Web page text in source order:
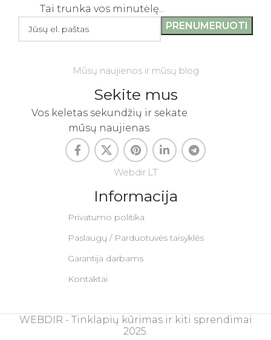
Tai trunka vos minutėlę...
Mūsų naujienos ir mūsų blog
Sekite mus
Vos keletas sekundžių ir sekate
mūsų naujienas.
Webdir.LT
Informacija
Privatumo politika
Paslaugų / Parduotuvės taisyklės
Garantija darbams
Kontaktai
WEBDIR - Tinklapių kūrimas ir kiti sprendimai
2025.